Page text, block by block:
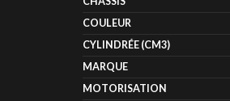
COULEUR
CYLINDRÉE (CM3)
MARQUE
MOTORISATION